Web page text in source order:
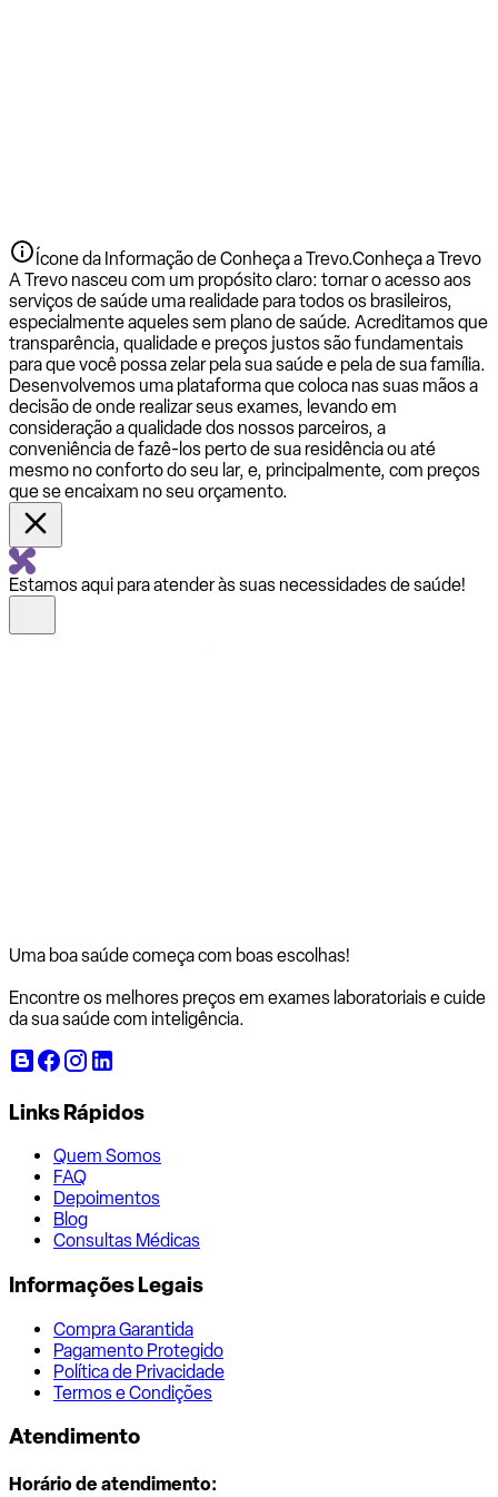
Ícone da Informação de Conheça a Trevo.Conheça a Trevo
A Trevo nasceu com um propósito claro: tornar o acesso aos
serviços de saúde uma realidade para todos os brasileiros,
especialmente aqueles sem plano de saúde. Acreditamos que
transparência, qualidade e preços justos são fundamentais
para que você possa zelar pela sua saúde e pela de sua família.
Desenvolvemos uma plataforma que coloca nas suas mãos a
decisão de onde realizar seus exames, levando em
consideração a qualidade dos nossos parceiros, a
conveniência de fazê-los perto de sua residência ou até
mesmo no conforto do seu lar, e, principalmente, com preços
que se encaixam no seu orçamento.
Estamos aqui para atender às suas necessidades de saúde!
Uma boa saúde começa com boas escolhas!
Encontre os melhores preços em exames laboratoriais e cuide
da sua saúde com inteligência.
Links Rápidos
Quem Somos
FAQ
Depoimentos
Blog
Consultas Médicas
Informações Legais
Compra Garantida
Pagamento Protegido
Política de Privacidade
Termos e Condições
Atendimento
Horário de atendimento: